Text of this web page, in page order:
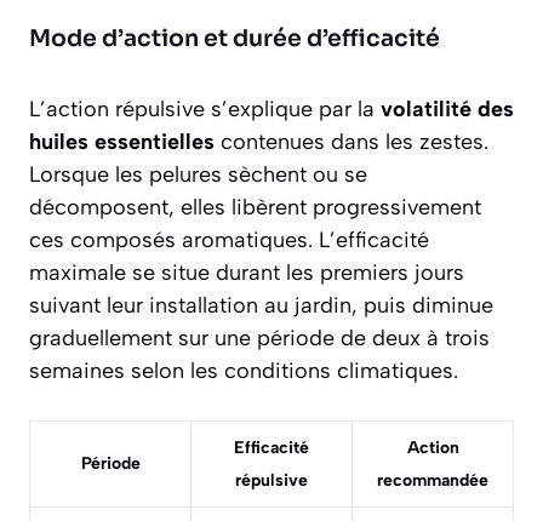
Mode d’action et durée d’efficacité
L’action répulsive s’explique par la volatilité des
huiles essentielles contenues dans les zestes.
Lorsque les pelures sèchent ou se
décomposent, elles libèrent progressivement
ces composés aromatiques. L’efficacité
maximale se situe durant les premiers jours
suivant leur installation au jardin, puis diminue
graduellement sur une période de deux à trois
semaines selon les conditions climatiques.
Période
Efficacité
répulsive
Action
recommandée